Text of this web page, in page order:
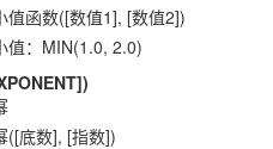
值函数([数值1], [数值2])
值：MIN(1.0, 2.0)
([底数], [指数])